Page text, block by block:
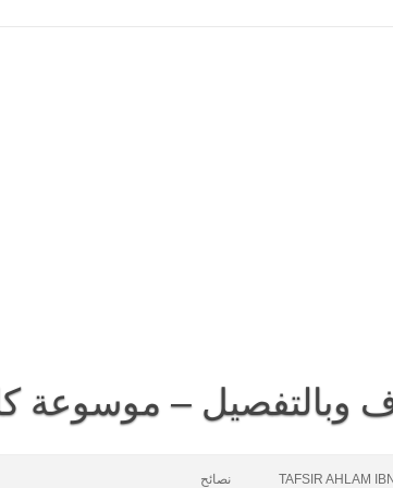
وبالتفصيل – موسوعة
TAFSIR AHLAM نصائح